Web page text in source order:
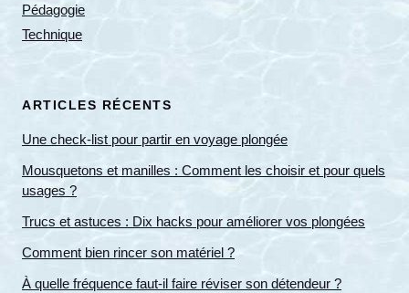
Pédagogie
Technique
ARTICLES RÉCENTS
Une check-list pour partir en voyage plongée
Mousquetons et manilles : Comment les choisir et pour quels
usages ?
Trucs et astuces : Dix hacks pour améliorer vos plongées
Comment bien rincer son matériel ?
À quelle fréquence faut-il faire réviser son détendeur ?